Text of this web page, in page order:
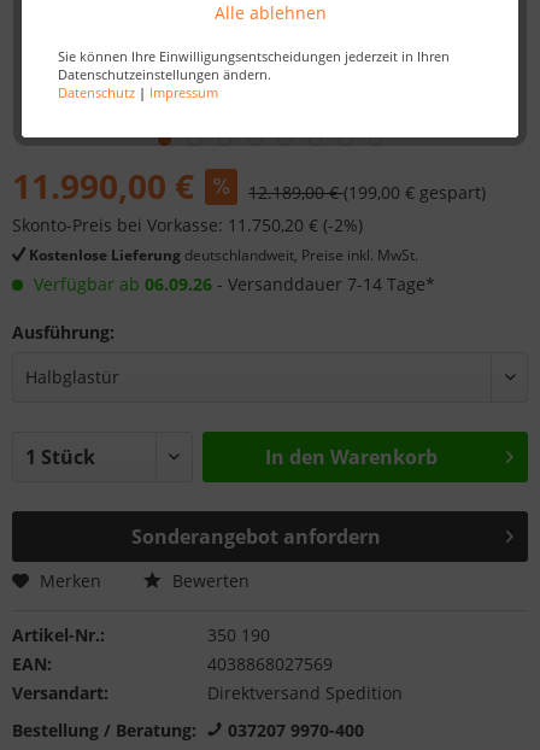
Alle ablehnen
Sie können Ihre Einwilligungsentscheidungen jederzeit in Ihren
Datenschutzeinstellungen ändern.
Datenschutz| Impressum
11.990,00 € 12.189,00 €(199,00 € gespart)
Skonto-Preis bei Vorkasse: 11.750,20 € (-2%)
Kostenlose Lieferung deutschlandweit, Preise inkl. MwSt.
Verfügbar ab 06.09.26 - Versanddauer 7-14 Tage*
Ausführung:
In den Warenkorb
Sonderangebot anfordern
Merken Bewerten
Artikel-Nr.:
350 190
EAN:
4038868027569
Versandart:
Direktversand Spedition
Bestellung / Beratung:
037207 9970-400